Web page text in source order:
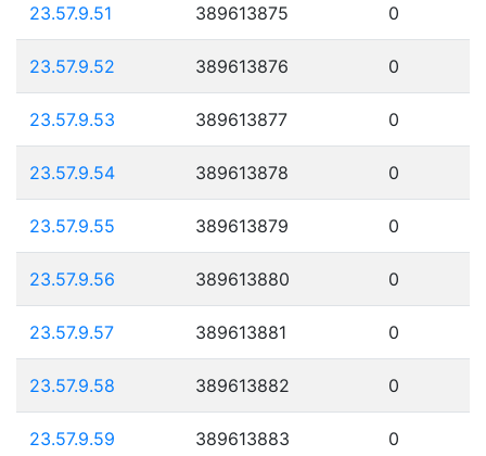
23.57.9.51 389613875 0
23.57.9.52 389613876 0
23.57.9.53 389613877 0
23.57.9.54 389613878 0
23.57.9.55 389613879 0
23.57.9.56 389613880 0
23.57.9.57 389613881 0
23.57.9.58 389613882 0
23.57.9.59 389613883 0